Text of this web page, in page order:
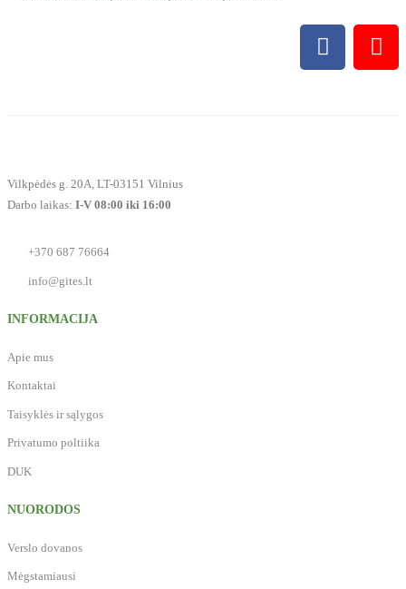
Vilkpėdės g. 20A, LT-03151 Vilnius
Darbo laikas: I-V 08:00 iki 16:00
+370 687 76664
info@gites.lt
INFORMACIJA
Apie mus
Kontaktai
Taisyklės ir sąlygos
Privatumo poltiika
DUK
NUORODOS
Verslo dovanos
Mėgstamiausi